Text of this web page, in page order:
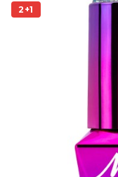
2+1